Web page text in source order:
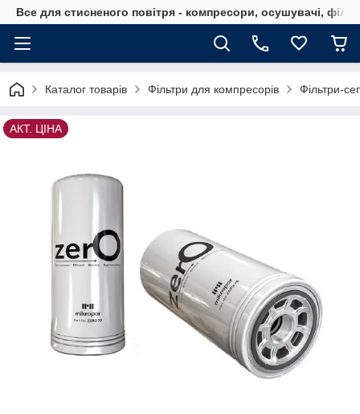
Все для стисненого повітря - компресори, осушувачі,
Каталог товарів Фільтри для компресорів Фільтри-
АКТ. ЦІНА